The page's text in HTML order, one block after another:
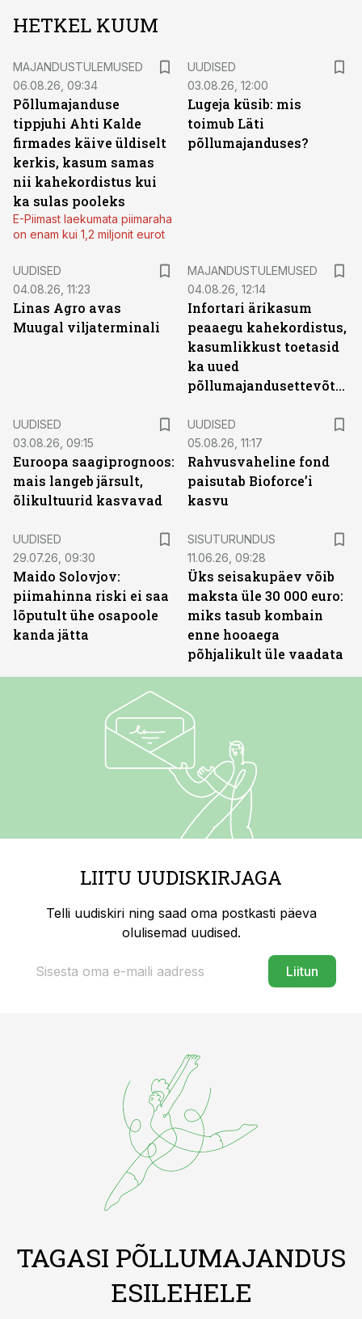
HETKEL KUUM
MAJANDUSTULEMUSED
06.08.26, 09:34
Põllumajanduse
tippjuhi Ahti Kalde
firmades käive üldiselt
kerkis, kasum samas
nii kahekordistus kui
ka sulas pooleks
E-Piimast laekumata piimaraha
on enam kui 1,2 miljonit eurot
UUDISED
03.08.26, 12:00
Lugeja küsib: mis
toimub Läti
põllumajanduses?
UUDISED
04.08.26, 11:23
Linas Agro avas
Muugal viljaterminali
MAJANDUSTULEMUSED
04.08.26, 12:14
Infortari ärikasum
peaaegu kahekordistus,
kasumlikkust toetasid
ka uued
põllumajandusettevõtted
UUDISED
03.08.26, 09:15
Euroopa saagiprognoos:
mais langeb järsult,
õlikultuurid kasvavad
UUDISED
05.08.26, 11:17
Rahvusvaheline fond
paisutab Bioforce’i
kasvu
UUDISED
29.07.26, 09:30
Maido Solovjov:
piimahinna riski ei saa
lõputult ühe osapoole
kanda jätta
SISUTURUNDUS
11.06.26, 09:28
Üks seisakupäev võib
maksta üle 30 000 euro:
miks tasub kombain
enne hooaega
põhjalikult üle vaadata
LIITU UUDISKIRJAGA
Telli uudiskiri ning saad oma postkasti päeva
olulisemad uudised.
Liitun
TAGASI PÕLLUMAJANDUS
ESILEHELE